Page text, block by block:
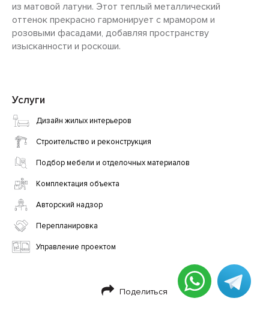
из матовой латуни. Этот теплый металлический
оттенок прекрасно гармонирует с мрамором и
розовыми фасадами, добавляя пространству
изысканности и роскоши.
Услуги
Дизайн жилых интерьеров
Строительство и реконструкция
Подбор мебели и отделочных материалов
Комплектация объекта
Авторский надзор
Перепланировка
Управление проектом
Поделиться